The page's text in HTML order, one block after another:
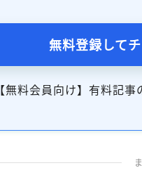
無料登録して
【無料会員向け】有料記